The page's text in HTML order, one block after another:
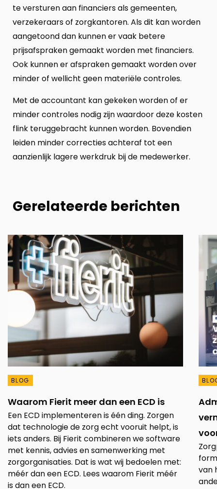
te versturen aan financiers als gemeenten,
verzekeraars of zorgkantoren. Als dit kan worden
aangetoond dan kunnen er vaak betere
prijsafspraken gemaakt worden met financiers.
Ook kunnen er afspraken gemaakt worden over
minder of wellicht geen materiële controles.
Met de accountant kan gekeken worden of er
minder controles nodig zijn waardoor deze kosten
flink teruggebracht kunnen worden. Bovendien
leiden minder correcties achteraf tot een
aanzienlijk lagere werkdruk bij de medewerker.
Gerelateerde berichten
BLOG
Waarom Fierit meer dan een ECD is
Een ECD implementeren is één ding. Zorgen
dat technologie de zorg echt vooruit helpt, is
iets anders. Bij Fierit combineren we software
met kennis, advies en samenwerking met
zorgorganisaties. Dat is wat wij bedoelen met:
méér dan een ECD. Lees waarom Fierit méér
is dan een ECD.
van